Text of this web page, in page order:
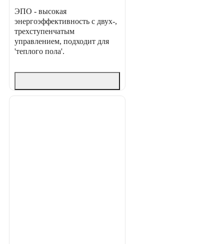
ЭПО - высокая
энергоэффективность с двух-,
трехступенчатым
управлением, подходит для
'теплого пола'.